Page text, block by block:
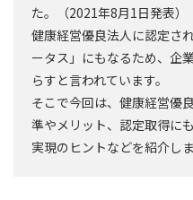
た。（2021年8月1日発表）
健康経営優良法人に認定さ
ータス」にもなるため、企
らすと言われています。
そこで今回は、健康経営優
準やメリット、認定取得に
実現のヒントなどを紹介しま